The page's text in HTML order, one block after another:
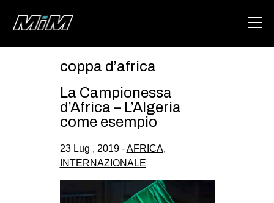
ABOUT
AREA
DEGENERAZIONE
CSOA LAMBRETTA
coppa d’africa
La Campionessa
d’Africa – L’Algeria
come esempio
23 Lug , 2019 -AFRICA,
INTERNAZIONALE